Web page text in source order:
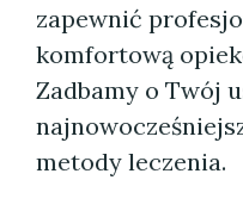
zapewnić
komfortową
Zadbamy o Twój
metody leczenia.